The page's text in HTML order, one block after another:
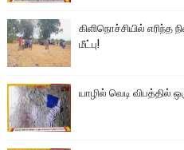
கிளிநொச்சியில்
மீட்பு!
யாழில் வெடி விபத்தில்